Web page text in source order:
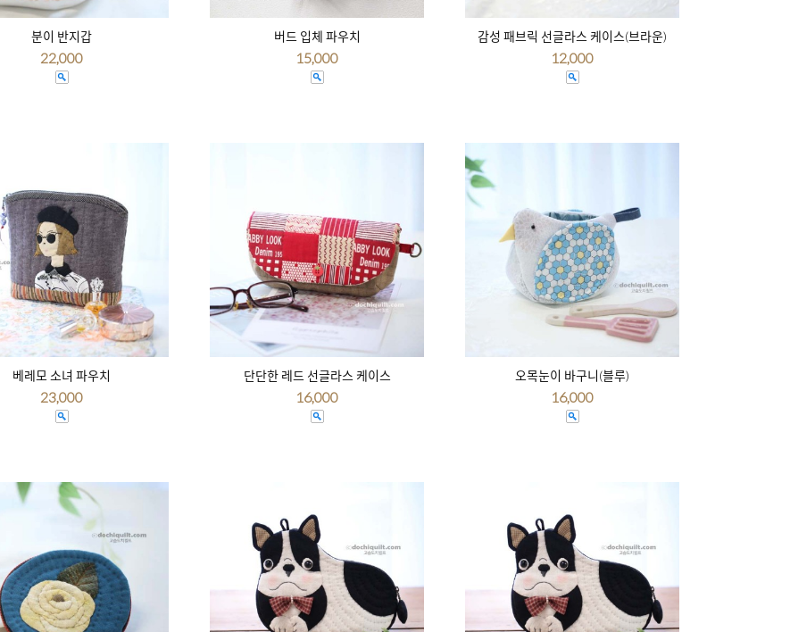
분이 반지갑
22,000
버드 입체 파우치
15,000
감성 패브릭 선글라스 케이스(브라운)
12,000
베레모 소녀 파우치
23,000
단단한 레드 선글라스 케이스
16,000
오목눈이 바구니(블루)
16,000